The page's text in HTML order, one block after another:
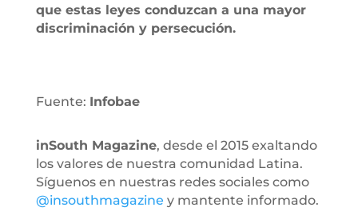
que estas leyes conduzcan a una mayor
discriminación y persecución.
Fuente: Infobae
inSouth Magazine, desde el 2015 exaltando
los valores de nuestra comunidad Latina.
Síguenos en nuestras redes sociales como
@insouthmagazine y mantente informado.